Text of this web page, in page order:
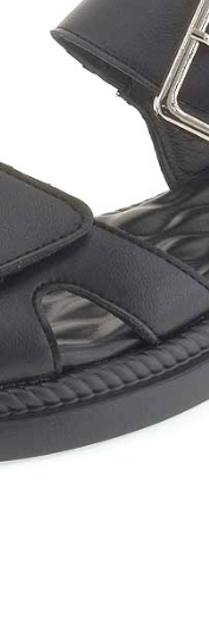
Полуботинки
Кроссовки и Кеды
Сандалии
Со скидкой
Сапоги
Ботинки
Полуботинки